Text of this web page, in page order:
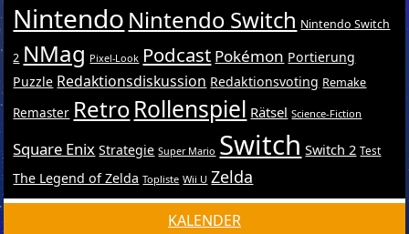
Nintendo Nintendo Switch Nintendo Switch
2 NMag Pixel-Look Podcast Pokémon Portierung
Puzzle Redaktionsdiskussion Redaktionsvoting Remake
Remaster RetroRollenspiel Rätsel Science-Fiction
Square Enix Strategie Super Mario Switch Switch 2 Test
The Legend of Zelda Topliste Wii U Zelda
KALENDER